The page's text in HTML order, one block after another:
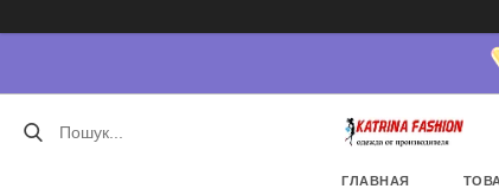
ГЛАВНАЯ